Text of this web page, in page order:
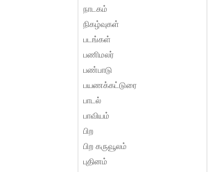
நாடகம்
நிகழ்வுகள்
படங்கள்
பணிமலர்
பண்பாடு
பயணக்கட்டுரை
பாடல்
பாவியம்
பிற
பிற கருவூலம்
புதினம்